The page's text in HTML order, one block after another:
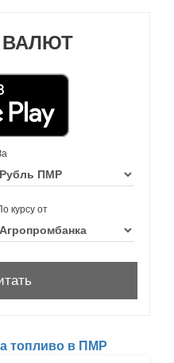
ВАЛЮТ
курсу от
топливо в ПМР